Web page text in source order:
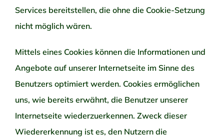
Services bereitstellen, die ohne die Cookie-Setzung
nicht möglich wären.
Mittels eines Cookies können die Informationen und
Angebote auf unserer Internetseite im Sinne des
Benutzers optimiert werden. Cookies ermöglichen
uns, wie bereits erwähnt, die Benutzer unserer
Internetseite wiederzuerkennen. Zweck dieser
Wiedererkennung ist es, den Nutzern die